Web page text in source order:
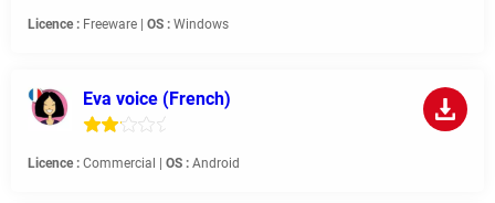
Licence : Freeware | OS : Windows
Eva voice (French)
Licence : Commercial | OS : Android